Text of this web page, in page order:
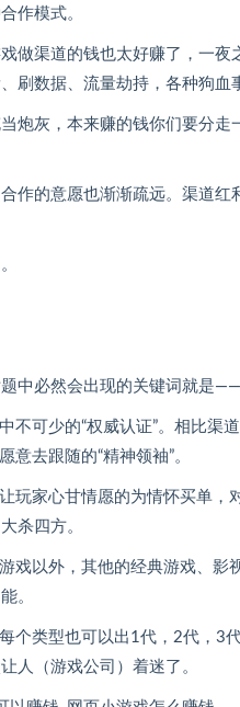
作模式。
做渠道的钱也太好赚了，一
刷数据、流量劫持，各种狗血
炮灰，本来赚的钱你们要分
作的意愿也渐渐疏远。渠道
中必然会出现的关键词就是
不可少的“权威认证”。相比渠
去跟随的“精神领袖”。
玩家心甘情愿的为情怀买单，
杀四方。
戏以外，其他的经典游戏、影
。
个类型也可以出1代，2代，3
人（游戏公司）着迷了。